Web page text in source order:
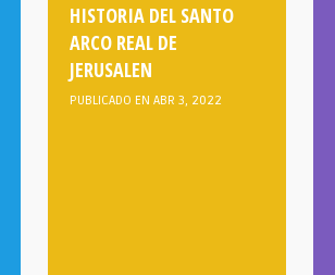
HISTORIA DEL SANTO
ARCO REAL DE
JERUSALEN
PUBLICADO EN ABR 3, 2022